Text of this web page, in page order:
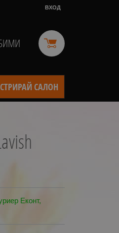
ВХОД
САЛОН
Еконт,